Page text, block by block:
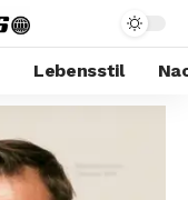
Lebensstil